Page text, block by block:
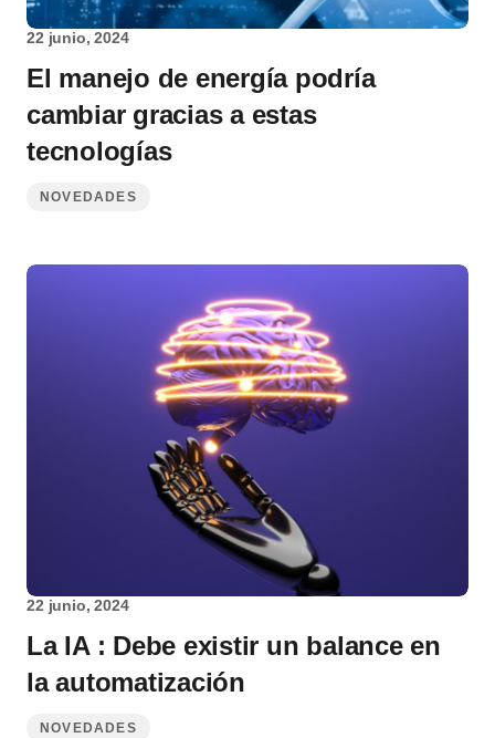
22 junio, 2024
El manejo de energía podría
cambiar gracias a estas
tecnologías
NOVEDADES
22 junio, 2024
La IA : Debe existir un balance en
la automatización
NOVEDADES